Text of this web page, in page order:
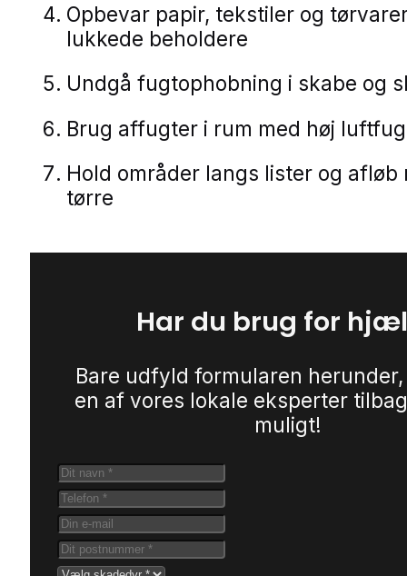
Opbevar papir, tekstiler og
lukkede beholdere
Undgå fugtophobning i skabe og
Brug affugter i rum med høj
Hold områder langs lister og afløb
tørre
Har du brug for
Bare udfyld formularen
en af vores lokale eksperter
muligt!